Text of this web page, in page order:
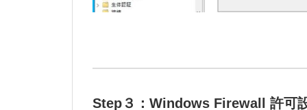
Step３：Windows Firewall 許可